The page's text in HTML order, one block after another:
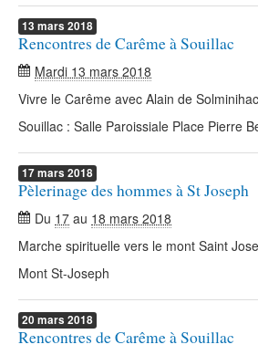
13 mars 2018
Rencontres de Carême à Souillac
Mardi 13 mars 2018
Vivre le Carême avec Alain de Solminihac
Souillac : Salle Paroissiale Place Pierre
17mars 2018
Pèlerinage des hommes à St Joseph
Du 17 au 18 mars 2018
Marche spirituelle vers le mont Saint
Mont St-Joseph
20 mars 2018
Rencontres de Carême à Souillac